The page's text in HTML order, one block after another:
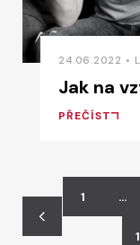
24.06.2022 •
Jak na
PŘEČÍST
1 …